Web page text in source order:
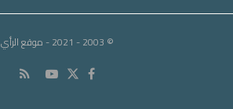
© 2003 - 2021 - موقع الرأي